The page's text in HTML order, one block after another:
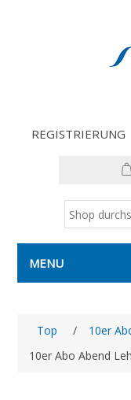
REGISTRIERUNG
MENU
Top / 10er
10er Abo Abend